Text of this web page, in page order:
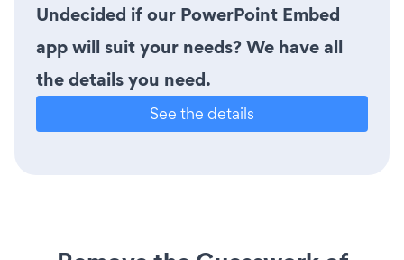
Undecided if our PowerPoint Embed
app will suit your needs? We have all
the details you need.
See the details